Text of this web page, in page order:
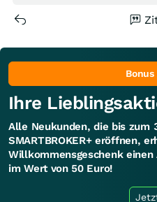
Ihre
Alle Neukunden, die bis zum
SMARTBROKER+ eröffnen,
Willkommensgeschenk
im Wert von 50 Euro!